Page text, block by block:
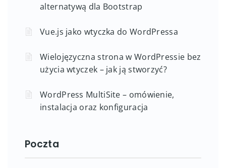
alternatywą dla Bootstrap
Vue.js jako wtyczka do WordPressa
Wielojęzyczna strona w WordPressie bez
użycia wtyczek – jak ją stworzyć?
WordPress MultiSite – omówienie,
instalacja oraz konfiguracja
Poczta